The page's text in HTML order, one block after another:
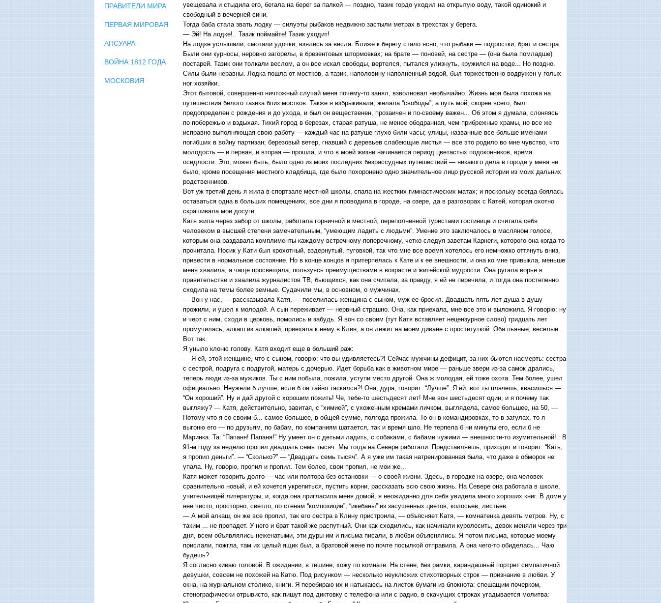
увещевала и стыдила его, бегала на берег за палкой — поздно, тазик гордо уходил на открытую воду, такой одинокий и
свободный в вечерней сини.
Тогда баба стала звать лодку — силуэты рыбаков недвижно застыли метрах в трехстах у берега.
— Эй! На лодке!.. Тазик поймайте! Тазик уходит!
На лодке услышали, смотали удочки, взялись за весла. Ближе к берегу стало ясно, что рыбаки — подростки, брат и сестра.
Были они курносы, неровно загорелы, в брезентовых штормовках; на брате — поновей, на сестре — (она была помладше)
постарей. Тазик они толкали веслом, а он все искал свободы, вертелся, пытался улизнуть, кружился на воде... Но поздно.
Силы были неравны. Лодка пошла от мостков, а тазик, наполовину наполненный водой, был торжественно водружен у голых
ног хозяйки.
Этот бытовой, совершенно ничтожный случай меня почему-то занял, взволновал необычайно. Жизнь моя была похожа на
путешествия белого тазика близ мостков. Также я взбрыкивала, желала “свободы”, а путь мой, скорее всего, был
предопределен с рождения и до ухода, и был он вещественен, прозаичен и по-своему важен... Об этом я думала, слоняясь
по побережью и вздыхая. Тихий город в березах, старая ратуша, не менее ободранная, чем прибрежные храмы, но все же
исправно выполняющая свою работу — каждый час на ратуше глухо били часы; улицы, названные все больше именами
погибших в войну партизан; березовый ветер, гнавший с деревьев слабеющие листья — все это родило во мне чувство, что
молодость — и первая, и вторая — прошла, и что в моей жизни начинается период цветастых подоконников, время
оседлости. Это, может быть, было одно из моих последних безрассудных путешествий — никакого дела в городе у меня не
было, кроме посещения местного кладбища, где было похоронено одно значительное лицо русской истории из моих дальних
родственников.
Вот уж третий день я жила в спортзале местной школы, спала на жестких гимнастических матах; и поскольку всегда боялась
оставаться одна в больших помещениях, все дни я проводила в городе, на озере, да в разговорах с Катей, которая охотно
скрашивала мои досуги.
Катя жила через забор от школы, работала горничной в местной, переполненной туристами гостинице и считала себя
человеком в высшей степени замечательным, “умеющим ладить с людьми”. Умение это заключалось в масляном голосе,
которым она раздавала комплименты каждому встречному-поперечному, четко следуя заветам Карнеги, которого она когда-то
прочитала. Носик у Кати был крохотный, вздернутый, пуговкой, так что мне все время хотелось его немножко оттянуть вниз,
привести в нормальное состояние. Но в конце концов я притерпелась к Кате и к ее внешности, и она ко мне привыкла, меньше
меня хвалила, а чаще просвещала, пользуясь преимуществами в возрасте и житейской мудрости. Она ругала ворье в
правительстве и хвалила журналистов ТВ, бьющихся, как она считала, за правду, я ей не перечила; и тогда она постепенно
сходила на темы более земные. Судачили мы, в основном, о мужчинах.
— Вон у нас, — рассказывала Катя, — поселилась женщина с сыном, муж ее бросил. Двадцать пять лет душа в душу
прожили, и ушел к молодой. А сын переживает — нервный страшно. Она, как приехала, мне все это и выложила. Я говорю: ну
и черт с ним, сходи в церковь, помолись и забудь. Я вон со своим (тут Катя вставляет нецензурное слово) тридцать лет
промучилась, алкаш из алкашей; приехала к нему в Клин, а он лежит на моем диване с проституткой. Оба пьяные, веселые.
Вот так.
Я уныло клоню голову. Катя входит еще в больший раж:
— Я ей, этой женщине, что с сыном, говорю: что вы удивляетесь?! Сейчас мужчины дефицит, за них бьются насмерть: сестра
с сестрой, подруга с подругой, матерь с дочерью. Идет борьба как в животном мире — раньше звери из-за самок дрались,
теперь люди из-за мужиков. Ты с ним побыла, пожила, уступи место другой. Она ж молодая, ей тоже охота. Тем более, ушел
официально. Неужели б лучше, если б он тайно таскался?! Она, дура, говорит: “Лучше”. Я ей: вот ты плачешь, квасишься —
“Он хороший”. Ну и дай другой с хорошим пожить! Че, тебе-то шестьдесят лет! Мне вон шестьдесят один, и я почему так
выгляжу? — Катя, действительно, завитая, с “химией”, с ухоженным кремами личком, выглядела, самое большее, на 50, —
Потому что я со своим б... самое большее, в общей сумме, полгода прожила. То он в командировках, то в загулах, то я
выгоню его — по друзьям, по бабам, по компаниям шатается, так и время шло. Не терпела б ни минуты его, если б не
Маринка. Та: “Папаня! Папаня!” Ну умеет он с детьми ладить, с собаками, с бабами чужими — внешности-то изумительной!.. В
91-м году за неделю пропил двадцать семь тысяч. Мы тогда на Севере работали. Представляешь, приходит и говорит: “Кать,
я пропил деньги”. — “Сколько?” — “Двадцать семь тысяч”. А я уже им такая натренированная была, что даже в обморок не
упала. Ну, говорю, пропил и пропил. Тем более, свои пропил, не мои же...
Катя может говорить долго — час или полтора без остановки — о своей жизни. Здесь, в городке на озере, она человек
сравнительно новый, и ей хочется укрепиться, пустить корни, рассказать всю свою жизнь. На Севере она работала в школе,
учительницей литературы, и, когда она пригласила меня домой, я неожиданно для себя увидела много хороших книг. В доме у
нее чисто, просторно, светло, по стенам “композиции”, “икебаны” из засушенных цветов, колосьев, листьев.
— А мой алкаш, он же все пропил, так его сестра в Клину пристроила, — объясняет Катя, — комнатенка девять метров. Ну, с
таким ... не пропадет. У него и брат такой же распутный. Они как сходились, как начинали куролесить, девок меняли через три
дня, всем объявлялись неженатыми, эти дуры им и письма писали, в любви объяснялись. Я потом письма, которые моему
прислали, пожгла, там их целый ящик был, а братовой жене по почте посылкой отправила. А она чего-то обиделась... Чаю
будешь?
Я согласно киваю головой. В ожидании, в тишине, хожу по комнате. На стене, без рамки, карандашный портрет симпатичной
девушки, совсем не похожей на Катю. Под рисунком — несколько неуклюжих стихотворных строк — признание в любви. У
окна, на журнальном столике, книги. Я перебираю их и натыкаюсь на листок бумаги из блокнота: спешащим почерком,
стенографически отрывисто, как пишут под диктовку с телефона или с радио, в скачущих строках угадывается молитва:
ПРАВИТЕЛИ МИРА
ПЕРВАЯ МИРОВАЯ
АПСУАРА
ВОЙНА 1812 ГОДА
МОСКОВИЯ